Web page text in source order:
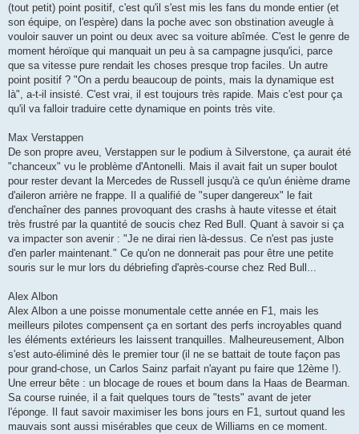
(tout petit) point positif, c'est qu'il s'est mis les fans du monde entier (et
son équipe, on l'espère) dans la poche avec son obstination aveugle à
vouloir sauver un point ou deux avec sa voiture abîmée. C'est le genre de
moment héroïque qui manquait un peu à sa campagne jusqu'ici, parce
que sa vitesse pure rendait les choses presque trop faciles. Un autre
point positif ? "On a perdu beaucoup de points, mais la dynamique est
là", a-t-il insisté. C'est vrai, il est toujours très rapide. Mais c'est pour ça
qu'il va falloir traduire cette dynamique en points très vite.
Max Verstappen
De son propre aveu, Verstappen sur le podium à Silverstone, ça aurait été
"chanceux" vu le problème d'Antonelli. Mais il avait fait un super boulot
pour rester devant la Mercedes de Russell jusqu'à ce qu'un énième drame
d'aileron arrière ne frappe. Il a qualifié de "super dangereux" le fait
d'enchaîner des pannes provoquant des crashs à haute vitesse et était
très frustré par la quantité de soucis chez Red Bull. Quant à savoir si ça
va impacter son avenir : "Je ne dirai rien là-dessus. Ce n'est pas juste
d'en parler maintenant." Ce qu'on ne donnerait pas pour être une petite
souris sur le mur lors du débriefing d'après-course chez Red Bull...
Alex Albon
Alex Albon a une poisse monumentale cette année en F1, mais les
meilleurs pilotes compensent ça en sortant des perfs incroyables quand
les éléments extérieurs les laissent tranquilles. Malheureusement, Albon
s'est auto-éliminé dès le premier tour (il ne se battait de toute façon pas
pour grand-chose, un Carlos Sainz parfait n'ayant pu faire que 12ème !).
Une erreur bête : un blocage de roues et boum dans la Haas de Bearman.
Sa course ruinée, il a fait quelques tours de "tests" avant de jeter
l'éponge. Il faut savoir maximiser les bons jours en F1, surtout quand les
mauvais sont aussi misérables que ceux de Williams en ce moment.